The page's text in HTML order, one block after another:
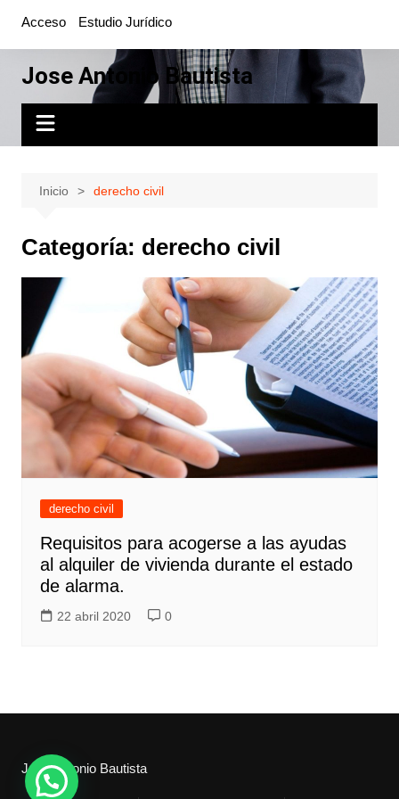
Acceso Estudio Jurídico
Jose Antonio Bautista
Inicio derecho civil
Categoría: derecho civil
derecho civil
Requisitos para acogerse a las ayudas
al alquiler de vivienda durante el estado
de alarma.
22 abril 2020 0
Jose Antonio Bautista